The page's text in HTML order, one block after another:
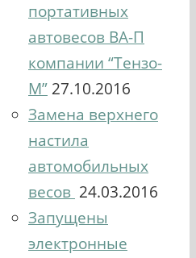
портативных
автовесов ВА-П
компании “Тензо-
М” 27.10.2016
Замена верхнего
настила
автомобильных
весов 24.03.2016
Запущены
электронные